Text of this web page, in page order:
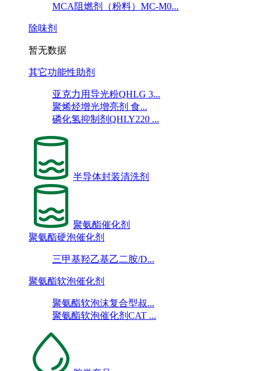
MCA阻燃剂（粉料）MC-M0...
除味剂
暂无数据
其它功能性助剂
亚克力用导光粉QHLG 3...
聚烯烃增光增亮剂 食...
磷化氢抑制剂QHLY220 ...
半导体封装清洗剂
聚氨酯催化剂
聚氨酯硬泡催化剂
三甲基羟乙基乙二胺/D...
聚氨酯软泡催化剂
聚氨酯软泡沫复合型叔...
聚氨酯软泡催化剂CAT ...